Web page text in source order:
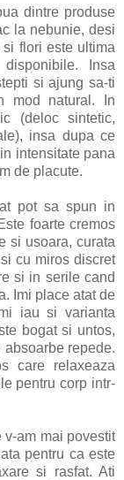
dintre produse
la nebunie, desi
flori este ultima
Insa
si ajung sa-ti
mod natural. In
(deloc sintetic,
insa dupa ce
intensitate pana
de placute.
pot sa spun in
foarte cremos
si usoara, curata
cu miros discret
si in serile cand
Imi place atat de
iau si varianta
bogat si untos,
repede.
care relaxeaza
pentru corp intr-
v-am mai povestit
pentru ca este
si rasfat. Ati